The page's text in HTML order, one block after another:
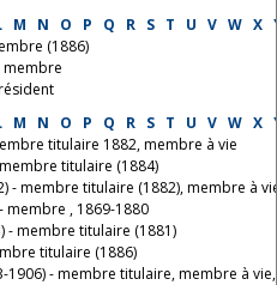
M N O P Q R S T U V W X
(1886)
membre
M N O P Q R S T U V W X
titulaire 1882, membre à vie
titulaire (1884)
- membre titulaire (1882), membre à
membre , 1869-1880
- membre titulaire (1881)
titulaire (1886)
1906) - membre titulaire, membre à vie,